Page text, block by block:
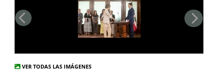
VER TODAS LAS IMÁGENES